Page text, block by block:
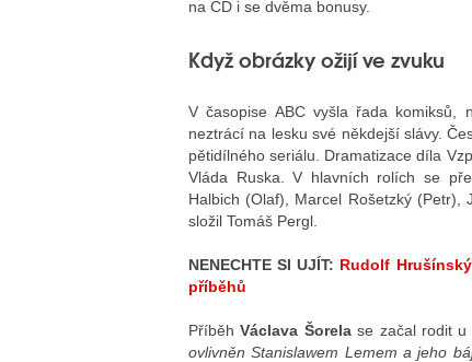
na CD i se dvěma bonusy.
Když obrázky ožijí ve zvuku
V časopise ABC vyšla řada
neztrácí na lesku své někdejší slávy.
pětidílného seriálu. Dramatizace díla
Vláda Ruska. V hlavních rolích se
Halbich (Olaf), Marcel Rošetzký
složil Tomáš Pergl.
NENECHTE SI UJÍT: Rudolf
příběhů
PříběhVáclava Šorelase začal rodit u
ovlivněn Stanislawem Lemem a jeho